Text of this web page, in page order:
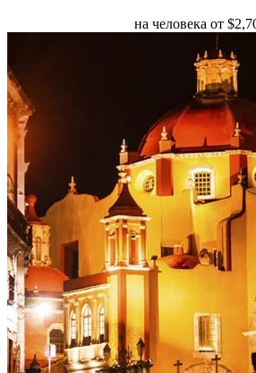
на человека от